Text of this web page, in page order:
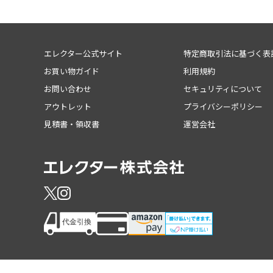
エレクター公式サイト
お買い物ガイド
お問い合わせ
アウトレット
見積書・領収書
特定商取引法に基づく表
利用規約
セキュリティについて
プライバシーポリシー
運営会社